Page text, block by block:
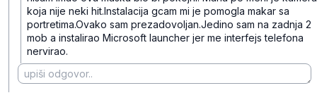
koja nije neki hit.Instalacija gcam mi je pomogla makar sa
portretima.Ovako sam prezadovoljan.Jedino sam na zadnja 2
mob a instalirao Microsoft launcher jer me interfejs telefona
nervirao.